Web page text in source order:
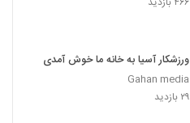
ورزشکار آسیا به خانه ما خوش آمدی
Gahan media
۲۹ بازدید